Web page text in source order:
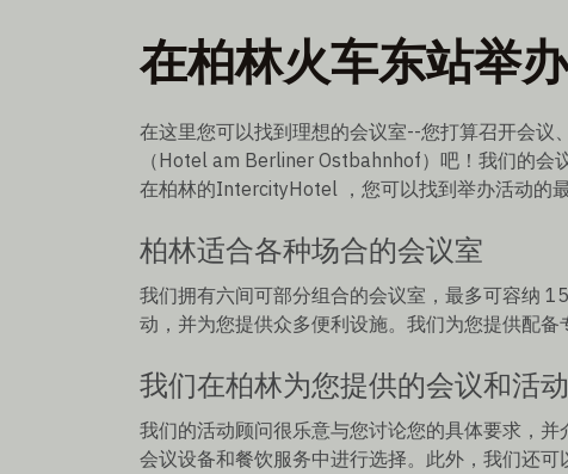
在柏林火车东站举
在这里您可以找到理想的会议室--您打算召开会议
（Hotel am Berliner Ostbahnhof）吧！我们的会
在柏林的IntercityHotel ，您可以找到举办活动的最
柏林适合各种场合的会议室
我们拥有六间可部分组合的会议室，最多可容纳
动，并为您提供众多便利设施。我们为您提供配备
我们在柏林为您提供的会议和活
我们的活动顾问很乐意与您讨论您的具体要求，
会议设备和餐饮服务中进行选择。此外，我们还可